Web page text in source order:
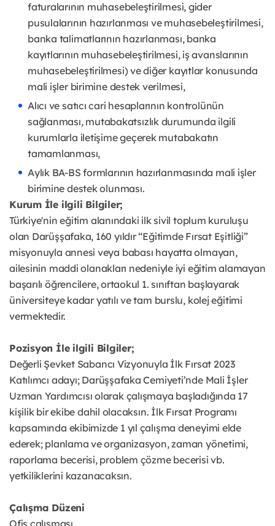
faturalarının muhasebeleştirilmesi, gider
pusulalarının hazırlanması ve muhasebeleştirilmesi,
banka talimatlarının hazırlanması, banka
kayıtlarının muhasebeleştirilmesi, iş avanslarının
muhasebeleştirilmesi) ve diğer kayıtlar konusunda
mali işler birimine destek verilmesi,
Alıcı ve satıcı cari hesaplarının kontrolünün
sağlanması, mutabakatsızlık durumunda ilgili
kurumlarla iletişime geçerek mutabakatın
tamamlanması,
Aylık BA-BS formlarının hazırlanmasında mali işler
birimine destek olunması.
Kurum İle ilgili Bilgiler;
Türkiye'nin eğitim alanındaki ilk sivil toplum kuruluşu
olan Darüşşafaka, 160 yıldır “Eğitimde Fırsat Eşitliği”
misyonuyla annesi veya babası hayatta olmayan,
ailesinin maddi olanakları nedeniyle iyi eğitim alamayan
başarılı öğrencilere, ortaokul 1. sınıftan başlayarak
üniversiteye kadar yatılı ve tam burslu, kolej eğitimi
vermektedir.
Pozisyon İle ilgili Bilgiler;
Değerli Şevket Sabancı Vizyonuyla İlk Fırsat 2023
Katılımcı adayı; Darüşşafaka Cemiyeti’nde Mali İşler
Uzman Yardımcısı olarak çalışmaya başladığında 17
kişilik bir ekibe dahil olacaksın. İlk Fırsat Programı
kapsamında ekibimizde 1 yıl çalışma deneyimi elde
ederek; planlama ve organizasyon, zaman yönetimi,
raporlama becerisi, problem çözme becerisi vb.
yetkiliklerini kazanacaksın.
Çalışma Düzeni